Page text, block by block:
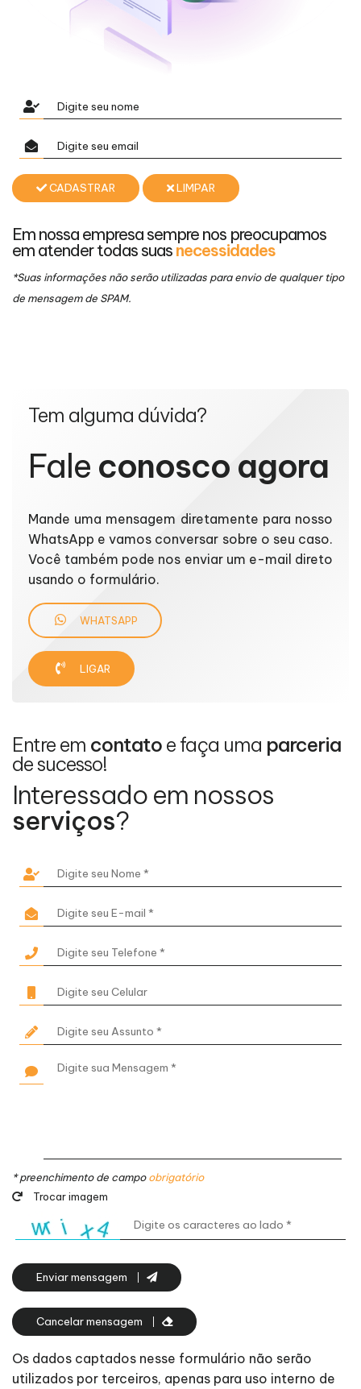
CADASTRAR LIMPAR
Em nossa empresa sempre nos preocupamos
em atender todas suas necessidades
*Suas informações não serão utilizadas para envio de qualquer tipo
de mensagem de SPAM.
Tem alguma dúvida?
Fale conosco agora
Mande uma mensagem diretamente para nosso
WhatsApp e vamos conversar sobre o seu caso.
Você também pode nos enviar um e-mail direto
usando o formulário.
WHATSAPP
LIGAR
Entre em contato e faça uma parceria
de sucesso!
Interessado em nossos
serviços?
* preenchimento de campoobrigatório
Trocar imagem
Enviar mensagem
Cancelar mensagem
Os dados captados nesse formulário não serão
utilizados por terceiros, apenas para uso interno de